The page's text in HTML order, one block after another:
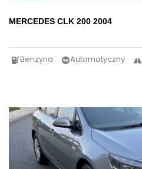
MERCEDES CLK 200 2004
Benzyna Automatyczny
25